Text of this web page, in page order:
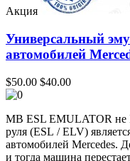
Акция
Универсальный
автомобилей
$50.00 $40.00
MB ESL EMULATOR не
руля (ESL / ELV)
автомобилей Mercedes.
и тогда машина